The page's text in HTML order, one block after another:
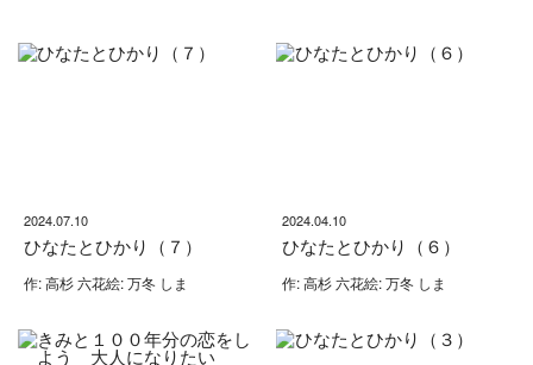
2024.07.10
ひなたとひかり（７）
作: 高杉 六花絵: 万冬 しま
2024.04.10
ひなたとひかり（６）
作: 高杉 六花絵: 万冬 しま